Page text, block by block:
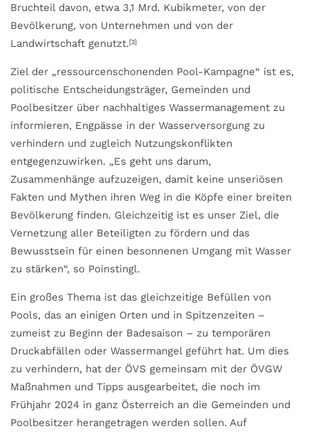
Bruchteil davon, etwa 3,1 Mrd. Kubikmeter, von der
Bevölkerung, von Unternehmen und von der
Landwirtschaft genutzt.[3]
Ziel der „ressourcenschonenden Pool-Kampagne“ ist es,
politische Entscheidungsträger, Gemeinden und
Poolbesitzer über nachhaltiges Wassermanagement zu
informieren, Engpässe in der Wasserversorgung zu
verhindern und zugleich Nutzungskonflikten
entgegenzuwirken. „Es geht uns darum,
Zusammenhänge aufzuzeigen, damit keine unseriösen
Fakten und Mythen ihren Weg in die Köpfe einer breiten
Bevölkerung finden. Gleichzeitig ist es unser Ziel, die
Vernetzung aller Beteiligten zu fördern und das
Bewusstsein für einen besonnenen Umgang mit Wasser
zu stärken“, so Poinstingl.
Ein großes Thema ist das gleichzeitige Befüllen von
Pools, das an einigen Orten und in Spitzenzeiten –
zumeist zu Beginn der Badesaison – zu temporären
Druckabfällen oder Wassermangel geführt hat. Um dies
zu verhindern, hat der ÖVS gemeinsam mit der ÖVGW
Maßnahmen und Tipps ausgearbeitet, die noch im
Frühjahr 2024 in ganz Österreich an die Gemeinden und
Poolbesitzer herangetragen werden sollen. Auf